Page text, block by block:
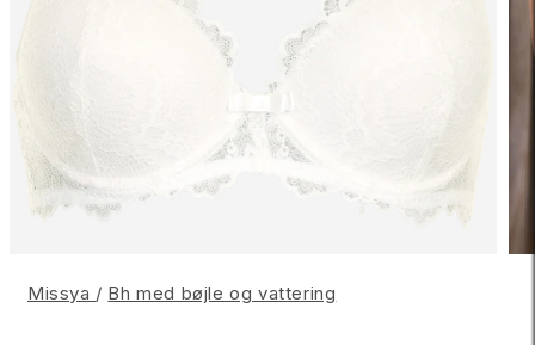
Missya / Bh med bøjle og vattering